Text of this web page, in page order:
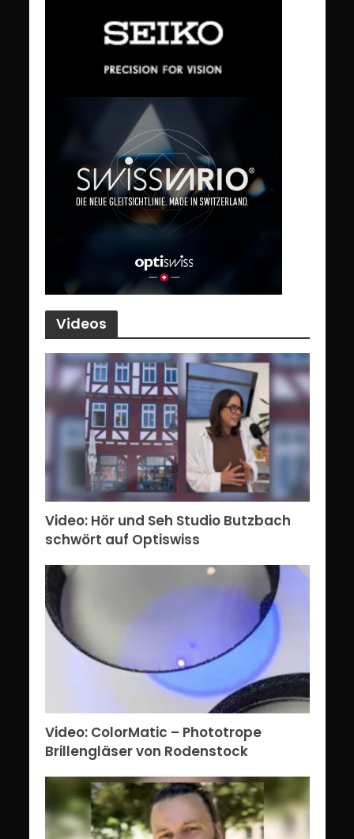
Videos
Video: Hör und Seh Studio Butzbach
schwört auf Optiswiss
Video: ColorMatic – Phototrope
Brillengläser von Rodenstock